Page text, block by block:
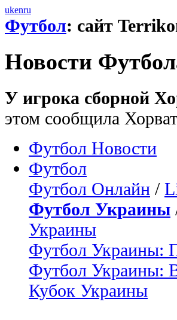
ukenru
Футбол: сайт
Новости
У игрока сборной
этом сообщила
Футбол Новости
Футбол
Футбол Онлайн /
Футбол Украины
Украины
Футбол Украины:
Футбол Украины:
Кубок Украины